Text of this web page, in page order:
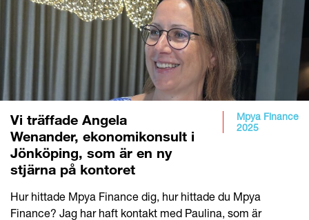
Mpya Finance
2025
Vi träffade Angela
Wenander, ekonomikonsult i
Jönköping, som är en ny
stjärna på kontoret
Hur hittade Mpya Finance dig, hur hittade du Mpya
Finance? Jag har haft kontakt med Paulina, som är